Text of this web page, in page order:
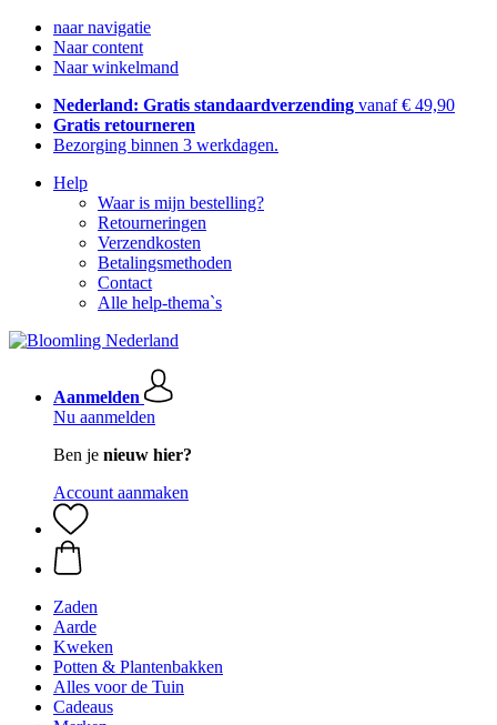
naar navigatie
Naar content
Naar winkelmand
Nederland: Gratis standaardverzending vanaf € 49,90
Gratis retourneren
Bezorging binnen 3 werkdagen.
Help
Waar is mijn bestelling?
Retourneringen
Verzendkosten
Betalingsmethoden
Contact
Alle help-thema`s
Aanmelden
Nu aanmelden
Ben je nieuw hier?
Account aanmaken
Zaden
Aarde
Kweken
Potten & Plantenbakken
Alles voor de Tuin
Cadeaus